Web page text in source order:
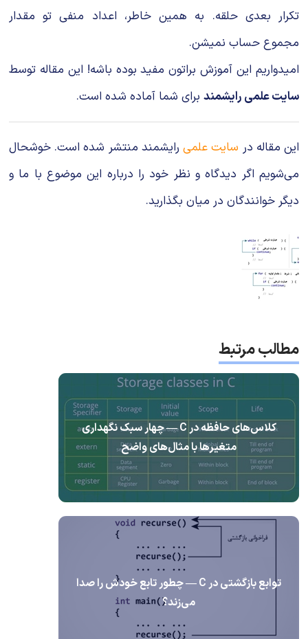
تکرار بعدی حلقه. به همین خاطر، اعداد منفی تو مقدار
مجموع حساب نمیشن.
امیدواریم این آموزش براتون مفید بوده باشه! این مقاله توسط
سایت علمی رایشمند برای شما آماده شده است.
این مقاله در سایت علمیرایشمند منتشر شده است. خوشحال
می‌شویم اگر دیدگاه و نظر خود را درباره این موضوع با ما و
دیگر خوانندگان در میان بگذارید.
مطالب مرتبط
کلاس‌های حافظه در C — چهار سبک نگهداری
متغیرها با مثال‌های واضح
توابع بازگشتی در C — چطور تابع خودش را صدا
می‌زند؟